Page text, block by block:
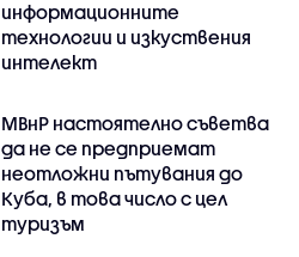
информационните
технологии и изкуствения
интелект
МВнР настоятелно съветва
да не се предприемат
неотложни пътувания до
Куба, в това число с цел
туризъм